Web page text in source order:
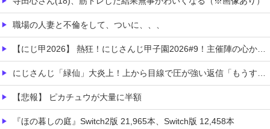
職場の人妻と不倫をして、ついに、、、
【にじ甲2026】 熱狂！にじさんじ甲子園2026#9！主催陣の心からの「助かる〜〜〜」草
にじさんじ「緑仙」大炎上！上から目線で圧が強い返信「もうすでに歌ってる」埋もれてる曲を救いたい歌ってみた企画と視聴者に対するSNS投稿が大荒れ
【悲報】 ピカチュウが大量に半額
『ほの暮しの庭』Switch2版 21,965本、Switch版 12,458本